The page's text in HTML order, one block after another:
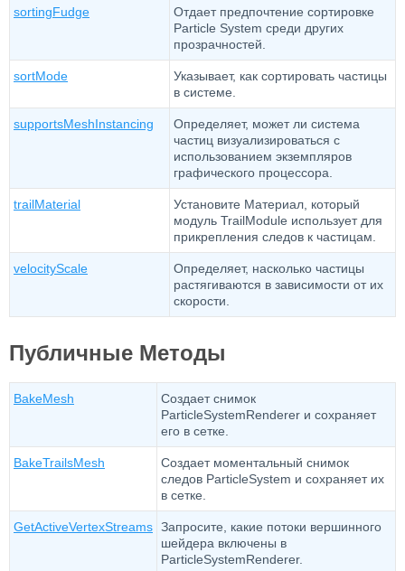
sortingFudge
Отдает предпочтение сортировке
Particle System среди других
прозрачностей.
sortMode
Указывает, как сортировать частицы
в системе.
supportsMeshInstancing
Определяет, может ли система
частиц визуализироваться с
использованием экземпляров
графического процессора.
trailMaterial
Установите Материал, который
модуль TrailModule использует для
прикрепления следов к частицам.
velocityScale
Определяет, насколько частицы
растягиваются в зависимости от их
скорости.
Публичные Методы
BakeMesh
Создает снимок
ParticleSystemRenderer и сохраняет
его в сетке.
BakeTrailsMesh
Создает моментальный снимок
следов ParticleSystem и сохраняет их
в сетке.
GetActiveVertexStreams Запросите, какие потоки вершинного
шейдера включены в
ParticleSystemRenderer.